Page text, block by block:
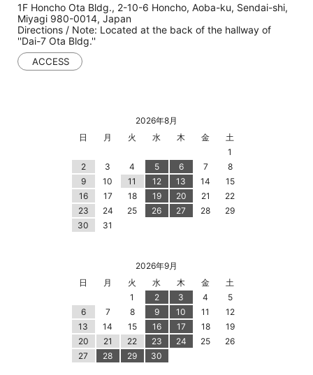
1F Honcho Ota Bldg., 2-10-6 Honcho, Aoba-ku, Sendai-shi,
Miyagi 980-0014, Japan
Directions / Note: Located at the back of the hallway of
''Dai-7 Ota Bldg.''
ACCESS
2026年8月
日
月 火 水 木 金
土
1
2
3 4 5 6 7
8
9
10 11 12 13 14
15
16
17 18 19 20 21
22
23
24 25 26 27 28
29
30
31
2026年9月
日
月 火 水 木 金
土
1
2 3 4
5
6
7 8 9 10 11
12
13
14 15 16 17 18
19
20
21 22 23 24 25
26
27
28 29 30